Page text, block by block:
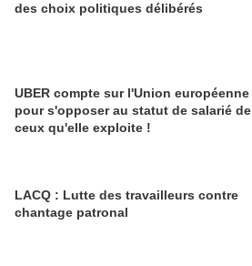
des choix politiques délibérés
UBER compte sur l'Union européenne
pour s'opposer au statut de salarié de
ceux qu'elle exploite !
LACQ : Lutte des travailleurs contre
chantage patronal